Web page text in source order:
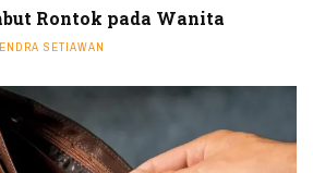
Rontok pada Wanita
SETIAWAN